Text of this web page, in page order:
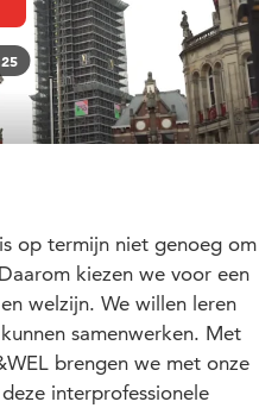
afspelen
op termijn niet genoeg om
kiezen we voor een
welzijn. We willen leren
samenwerken. Met
brengen we met onze
interprofessionele